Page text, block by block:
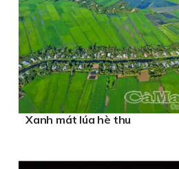
Xanh mát lúa hè thu